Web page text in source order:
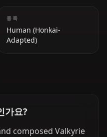
종족
Human (Honkai-
Adapted)
가요?
composed Valkyrie